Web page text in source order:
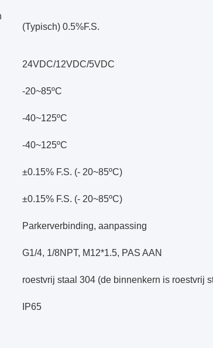
(Typisch) 0.5%F.S.
24VDC/12VDC/5VDC
-20~85ºC
-40~125ºC
-40~125ºC
±0.15% F.S. (- 20~85ºC)
±0.15% F.S. (- 20~85ºC)
Parkerverbinding, aanpassing
G1/4, 1/8NPT, M12*1.5, PAS AAN
roestvrij staal 304 (de binnenkern is roestvrij
IP65